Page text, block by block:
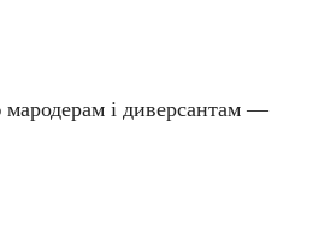
і диверсантам —